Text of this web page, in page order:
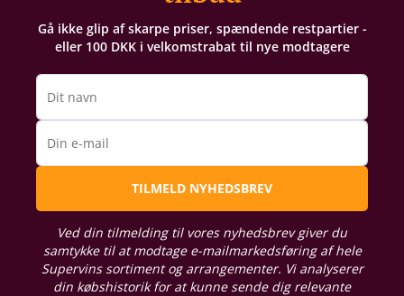
Gå ikke glip af skarpe priser, spændende restpartier -
eller 100 DKK i velkomstrabat til nye modtagere
Dit navn
Din e-mail
TILMELD NYHEDSBREV
Ved din tilmelding til vores nyhedsbrev giver du
samtykke til at modtage e-mailmarkedsføring af hele
Supervins sortiment og arrangementer. Vi analyserer
din købshistorik for at kunne sende dig relevante